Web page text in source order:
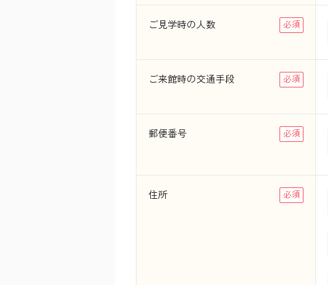
ご見学時の人数
ご来館時の交通手段
郵便番号
住所